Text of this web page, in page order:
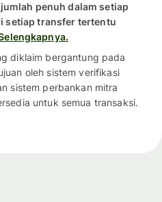
penuh dalam setiap
setiap transfer tertentu
diklaim bergantung pada
oleh sistem verifikasi
sistem perbankan mitra
untuk semua transaksi.